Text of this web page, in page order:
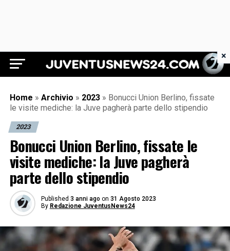
Juventus News 24
Home » Archivio » 2023 » Bonucci Union Berlino, fissate
le visite mediche: la Juve pagherà parte dello stipendio
2023
Bonucci Union Berlino, fissate le
visite mediche: la Juve pagherà
parte dello stipendio
Published 3 anni ago on 31 Agosto 2023
By Redazione JuventusNews24
×